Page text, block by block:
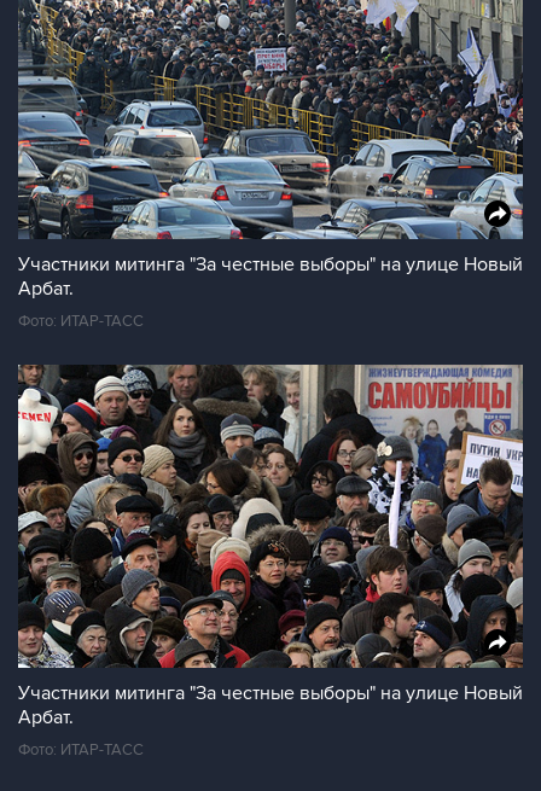
Участники митинга "За честные выборы" на улице Новый
Арбат.
Фото: ИТАР-ТАСС
Участники митинга "За честные выборы" на улице Новый
Арбат.
Фото: ИТАР-ТАСС